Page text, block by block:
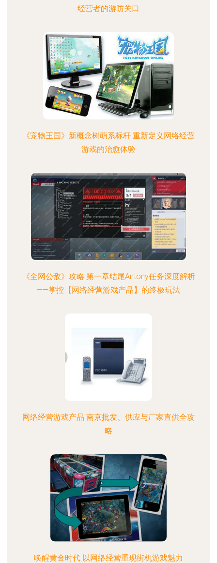
经营者的游防关口
《宠物王国》新概念树萌系标杆 重新定义网络经营
游戏的治愈体验
《全网公敌》攻略 第一章结尾Antony任务深度解析
——掌控【网络经营游戏产品】的终极玩法
网络经营游戏产品 南京批发、供应与厂家直供全攻
略
唤醒黄金时代 以网络经营重现街机游戏魅力